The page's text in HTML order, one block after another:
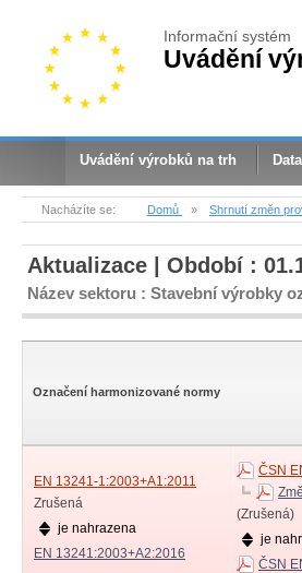
Informační systém
Uvádění
Uvádění výrobků na trh
Nacházíte se: Domů » Shrnutí změn
Aktualizace | Období :
Název sektoru : Stavební výrobky
Označení harmonizované normy
EN 13241-1:2003+A1:2011
Zrušená
je nahrazena
EN 13241:2003+A2:2016
ČSN
(Zrušená)
je
ČSN